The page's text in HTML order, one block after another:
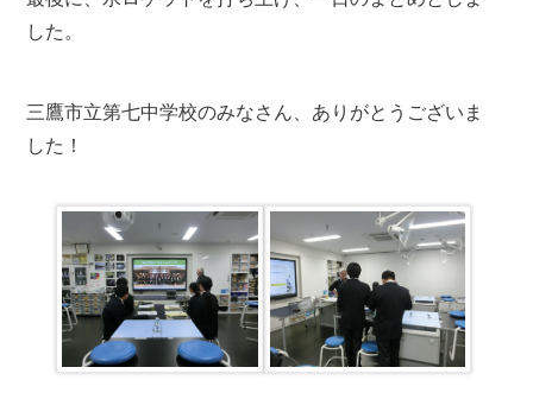
した。
三鷹市立第七中学校のみなさん、ありがとうございま
した！